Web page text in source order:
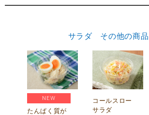
サラダ その他の商品
NEW
たんぱく質が
コールスロー
サラダ